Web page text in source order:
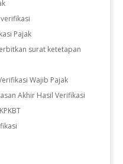
Pajak
surat ketetapan
Wajib Pajak
Akhir Hasil Verifikasi